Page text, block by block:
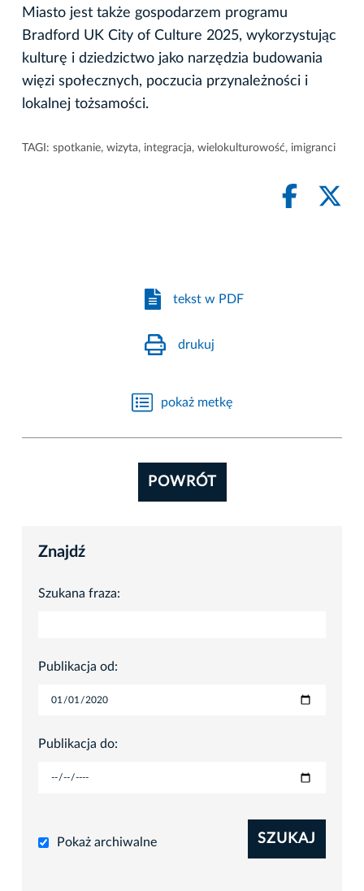
Miasto jest także gospodarzem programu
Bradford UK City of Culture 2025, wykorzystując
kulturę i dziedzictwo jako narzędzia budowania
więzi społecznych, poczucia przynależności i
lokalnej tożsamości.
TAGI: spotkanie, wizyta, integracja, wielokulturowość, imigranci
tekst w PDF
drukuj
pokaż metkę
POWRÓT
Znajdź
Szukana fraza:
Publikacja od:
Publikacja do:
Pokaż archiwalne SZUKAJ